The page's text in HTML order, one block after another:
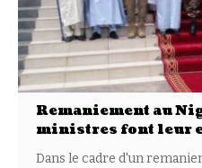
Remaniement au
ministres font leur
Dans le cadre d'un